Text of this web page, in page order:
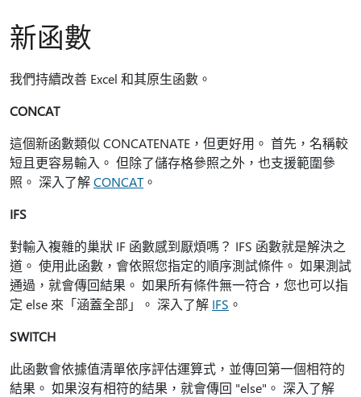
新函數
我們持續改善 Excel 和其原生函數。
CONCAT
這個新函數類似 CONCATENATE，但更好用。 首先，名稱較
短且更容易輸入。 但除了儲存格參照之外，也支援範圍參
照。 深入了解CONCAT。
IFS
對輸入複雜的巢狀 IF 函數感到厭煩嗎？ IFS 函數就是解決之
道。 使用此函數，會依照您指定的順序測試條件。 如果測試
通過，就會傳回結果。 如果所有條件無一符合，您也可以指
定 else 來「涵蓋全部」。 深入了解 IFS 。
SWITCH
此函數會依據值清單依序評估運算式，並傳回第一個相符的
結果。 如果沒有相符的結果，就會傳回 "else"。 深入了解